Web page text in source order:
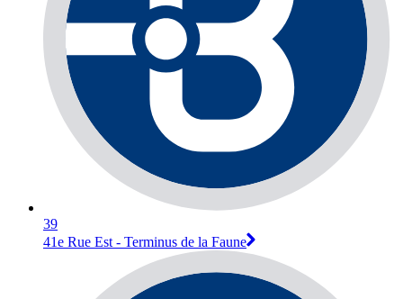
39
41e Rue Est - Terminus de la Faune